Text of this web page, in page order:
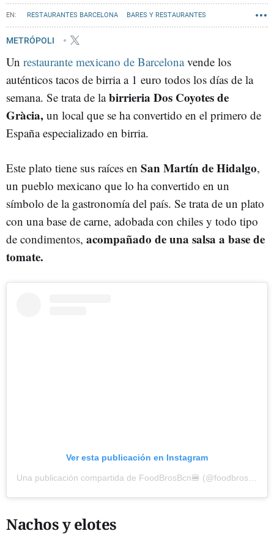
RESTAURANTES BARCELONA BARES Y RESTAURANTES
GASTRONOMÍA RECOMENDACIONES
METRÓPOLI
Un restaurante mexicano de Barcelonavende los
auténticos tacos de birria a 1 euro todos los días de la
semana. Se trata de labirrieria Dos Coyotes de
Gràcia, un local que se ha convertido en el primero de
España especializado en birria.
Este plato tiene sus raíces en San Martín de Hidalgo,
un pueblo mexicano que lo ha convertido en un
símbolo de la gastronomía del país. Se trata de un plato
con una base de carne, adobada con chiles y todo tipo
de condimentos, acompañado de una salsa a base de
tomate.
Ver esta publicación en Instagram
Nachos y elotes